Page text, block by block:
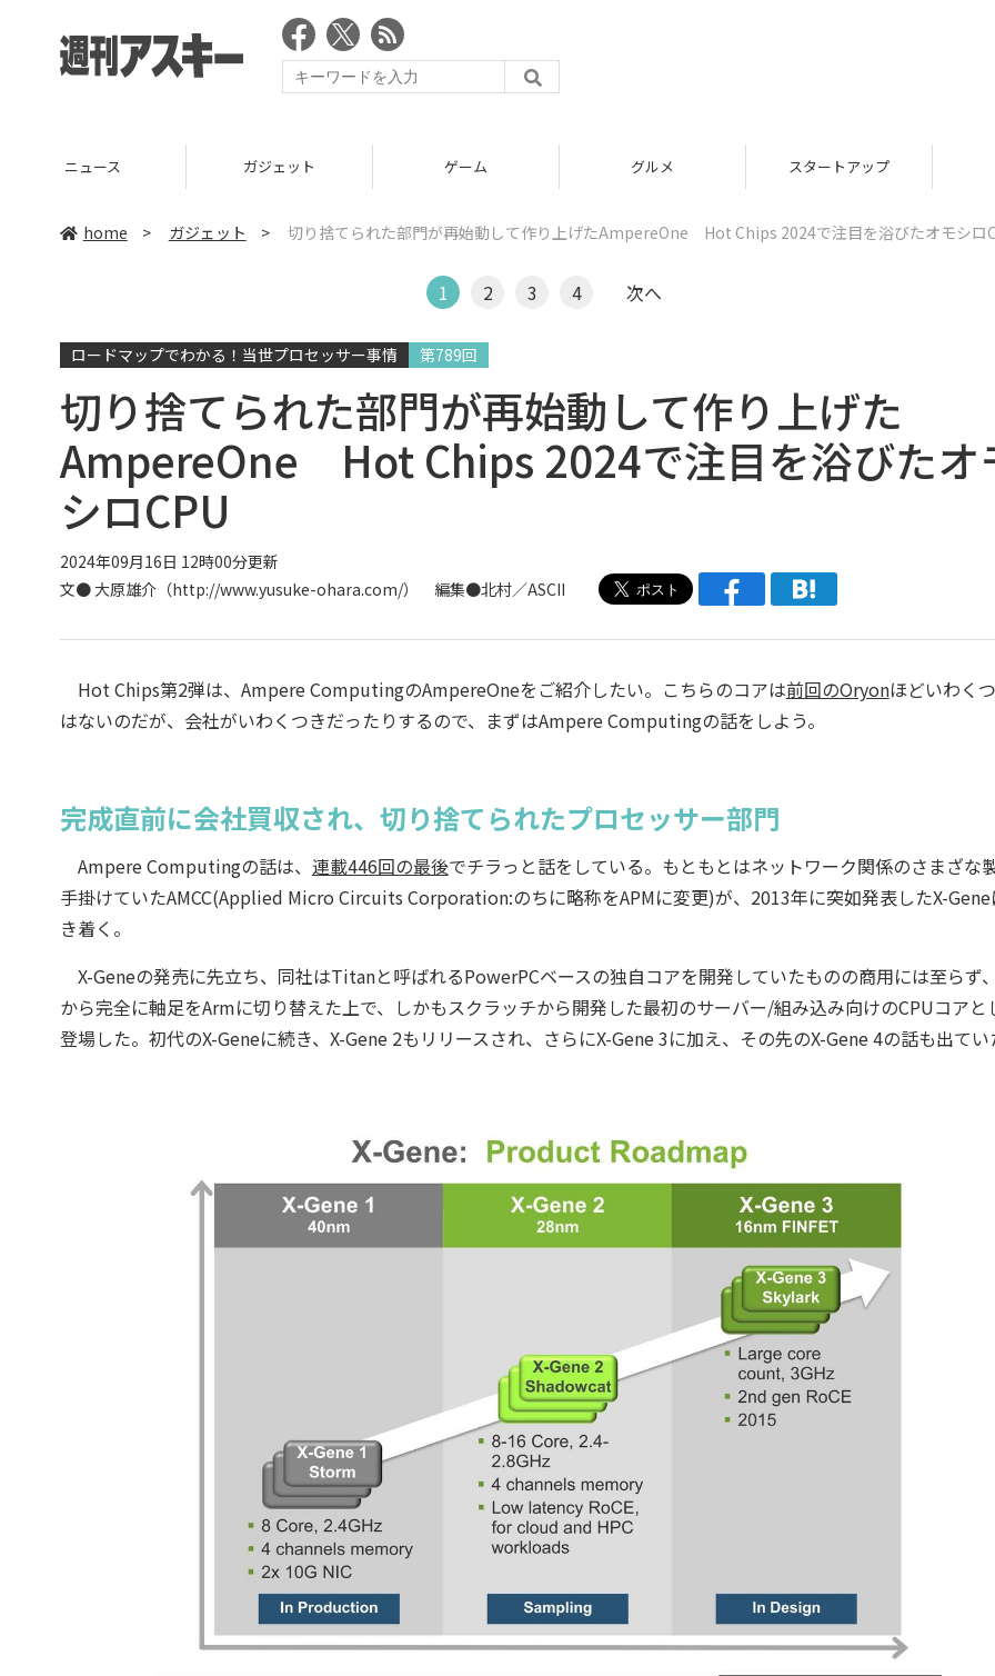
ニュース ガジェット ゲーム グルメ スタートアップ
home > ガジェット > 切り捨てられた部門が再始動して作り上げたAmpereOne Hot Chips 2024で注目を浴びたオモシロ
1 2 3 4 次へ
ロードマップでわかる！当世プロセッサー事情 第789回
切り捨てられた部門が再始動して作り上げた
AmpereOne Hot Chips 2024で注目を浴びたオ
シロCPU
2024年09月16日 12時00分更新
文●大原雄介（http://www.yusuke-ohara.com/） 編集●北村／ASCII
Hot Chips第2弾は、Ampere ComputingのAmpereOneをご紹介したい。こちらのコアは前回のOryonほどいわく
はないのだが、会社がいわくつきだったりするので、まずはAmpere Computingの話をしよう。
完成直前に会社買収され、切り捨てられたプロセッサー部門
Ampere Computingの話は、 連載446回の最後でチラっと話をしている。もともとはネットワーク関係のさまざな
手掛けていたAMCC(Applied Micro Circuits Corporation:のちに略称をAPMに変更)が、2013年に突如発表したX-
き着く。
X-Geneの発売に先立ち、同社はTitanと呼ばれるPowerPCベースの独自コアを開発していたものの商用には至らず
から完全に軸足をArmに切り替えた上で、しかもスクラッチから開発した最初のサーバー/組み込み向けのCPUコアと
登場した。初代のX-Geneに続き、X-Gene 2もリリースされ、さらにX-Gene 3に加え、その先のX-Gene 4の話も出てい